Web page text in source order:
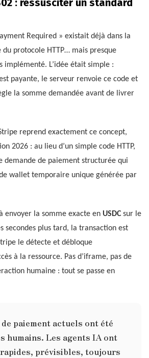
Required » existait déjà dans la
protocole HTTP… mais presque
implémenté. L’idée était simple :
payante, le serveur renvoie ce code et
la somme demandée avant de livrer
reprend exactement ce concept,
2026 : au lieu d’un simple code HTTP,
demande de paiement structurée qui
wallet temporaire unique générée par
envoyer la somme exacte en USDC sur le
secondes plus tard, la transaction est
le détecte et débloque
à la ressource. Pas d’iframe, pas de
humaine : tout se passe en
paiement actuels ont été
humains. Les agents IA ont
prévisibles, toujours